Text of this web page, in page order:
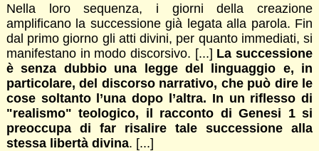
Nella loro sequenza, i giorni della creazione
amplificano la successione già legata alla parola. Fin
dal primo giorno gli atti divini, per quanto immediati, si
manifestano in modo discorsivo. [...] La successione
è senza dubbio una legge del linguaggio e, in
particolare, del discorso narrativo, che può dire le
cose soltanto l’una dopo l’altra. In un riflesso di
"realismo" teologico, il racconto di Genesi 1 si
preoccupa di far risalire tale successione alla
stessa libertà divina. [...]